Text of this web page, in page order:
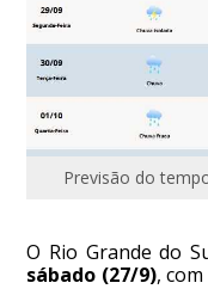
Previsão do
O Rio Grande do
sábado (27/9),